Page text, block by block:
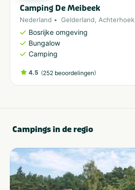
Camping De Meibeek
Nederland Gelderland, Achterhoek
Bosrijke omgeving
Bungalow
Camping
4.5 (252 beoordelingen)
Campings in de regio